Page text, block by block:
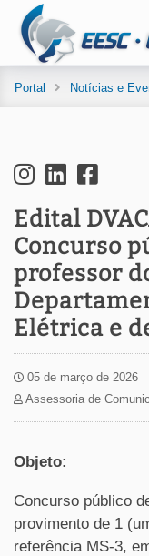
Portal Notícias e
Edital
Concurso
professor
Elétrica e
05 de março de 2026
Assessoria de
Objeto:
Concurso público
provimento de 1
referência MS-3,